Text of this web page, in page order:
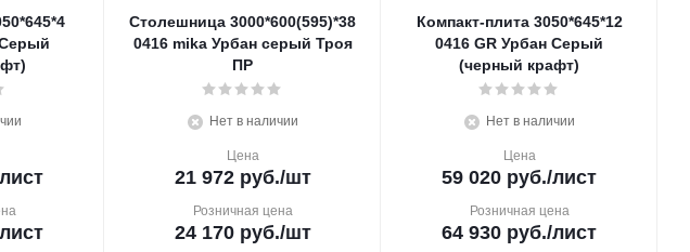
Столешница 3000*600(595)*38
0416 mika Урбан серый Троя
ПР
Нет в наличии
Цена
21 972руб./шт
Розничная цена
24 170руб./шт
Компакт-плита 3050*645*12
0416 GR Урбан Серый
(черный крафт)
Нет в наличии
Цена
59 020 руб./лист
Розничная цена
64 930 руб./лист